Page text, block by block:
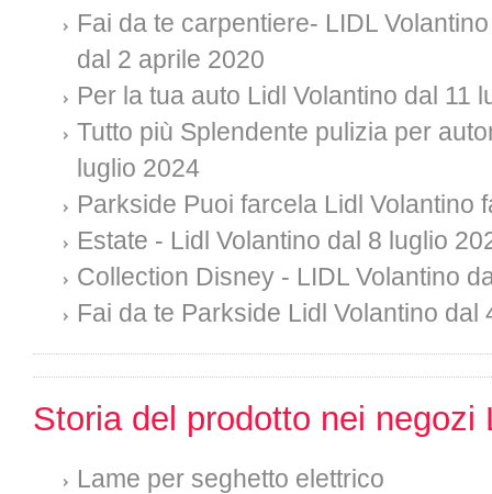
Fai da te carpentiere- LIDL
dal 2 aprile 2020
Per la tua auto Lidl Volantino dal 11
Tutto più Splendente pulizia per
luglio 2024
Parkside Puoi farcela Lidl Volantino
Estate - Lidl Volantino dal 8 luglio
Collection Disney - LIDL Volantino
Fai da te Parkside Lidl Volantino dal
Storia del prodotto nei negozi
Lame per seghetto elettrico